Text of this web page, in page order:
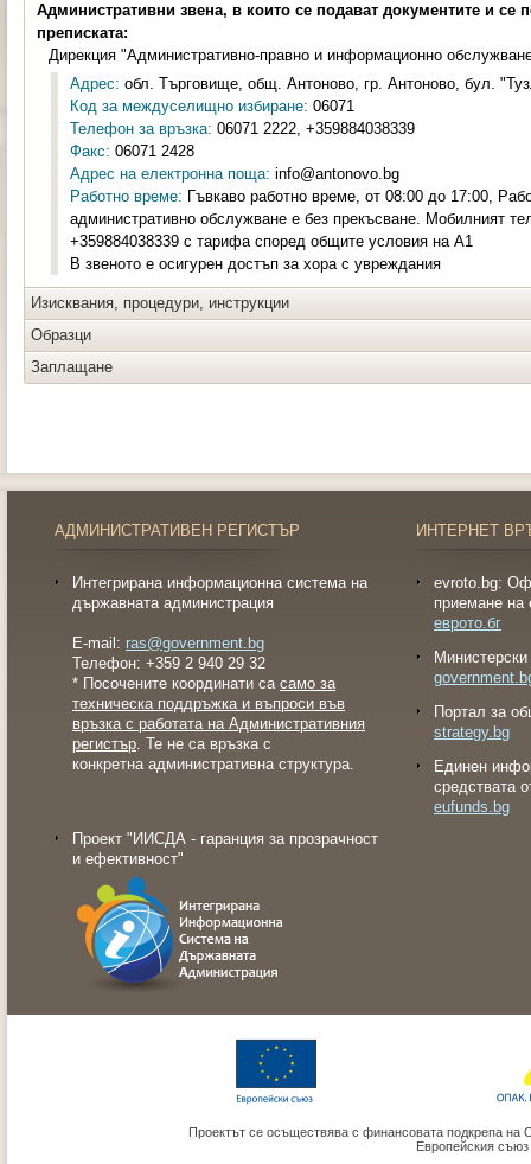
Административни звена, в които се подават документите и се
преписката:
Дирекция "Административно-правно и информационно
Адрес: обл. Търговище, общ. Антоново, гр. Антоново, бул.
Код за междуселищно избиране: 06071
Телефон за връзка: 06071 2222, +359884038339
Факс: 06071 2428
Адрес на електронна поща: info@antonovo.bg
Работно време: Гъвкаво работно време, от 08:00 до 17:00,
административно обслужване е без прекъсване. Мобилният
+359884038339 с тарифа според общите условия на А1
В звеното е осигурен достъп за хора с увреждания
Изисквания, процедури, инструкции
Образци
Заплащане
АДМИНИСТРАТИВЕН РЕГИСТЪР
Интегрирана информационна система на
държавната администрация
E-mail: ras@government.bg
Телефон: +359 2 940 29 32
* Посочените координати са само за
техническа поддръжка и въпроси във
връзка с работата на Административния
регистър. Те не са връзка с
конкретна административна структура.
Проект "ИИСДА - гаранция за прозрачност
и ефективност"
ИНТЕРНЕТ
evroto.bg:
приемане на
еврото.бг
Портал за
strategy.bg
Eдинен
средствата
eufunds.bg
Проектът се осъществява с финансовата подкрепа на
Европейския